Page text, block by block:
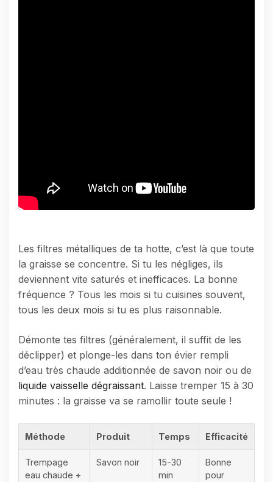
Les filtres métalliques de ta hotte, c’est là que toute
la graisse se concentre. Si tu les négliges, ils
deviennent vite saturés et inefficaces. La bonne
fréquence ? Tous les mois si tu cuisines souvent,
tous les deux mois si tu es plus raisonnable.
Démonte tes filtres (généralement, il suffit de les
déclipper) et plonge-les dans ton évier rempli
d’eau très chaude additionnée de savon noir ou de
liquide vaisselle dégraissant. Laisse tremper 15 à 30
minutes : la graisse va se ramollir toute seule !
Méthode Produit Temps Efficacité
Trempage
eau chaude +
Savon noir
15-30
min
Bonne
pour